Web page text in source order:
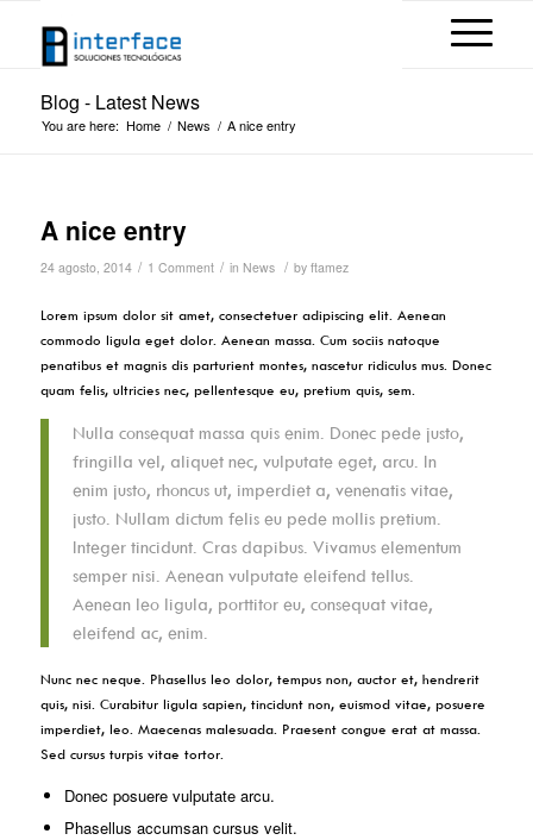
Blog - Latest News
You are here: Home / News / A nice entry
A nice entry
24 agosto, 2014 / 1 Comment / in News / by ftamez
Lorem ipsum dolor sit amet, consectetuer adipiscing elit. Aenean
commodo ligula eget dolor. Aenean massa. Cum sociis natoque
penatibus et magnis dis parturient montes, nascetur ridiculus mus. Donec
quam felis, ultricies nec, pellentesque eu, pretium quis, sem.
Nulla consequat massa quis enim. Donec pede justo,
fringilla vel, aliquet nec, vulputate eget, arcu. In
enim justo, rhoncus ut, imperdiet a, venenatis vitae,
justo. Nullam dictum felis eu pede mollis pretium.
Integer tincidunt. Cras dapibus. Vivamus elementum
semper nisi. Aenean vulputate eleifend tellus.
Aenean leo ligula, porttitor eu, consequat vitae,
eleifend ac, enim.
Nunc nec neque. Phasellus leo dolor, tempus non, auctor et, hendrerit
quis, nisi. Curabitur ligula sapien, tincidunt non, euismod vitae, posuere
imperdiet, leo. Maecenas malesuada. Praesent congue erat at massa.
Sed cursus turpis vitae tortor.
Donec posuere vulputate arcu.
Phasellus accumsan cursus velit.